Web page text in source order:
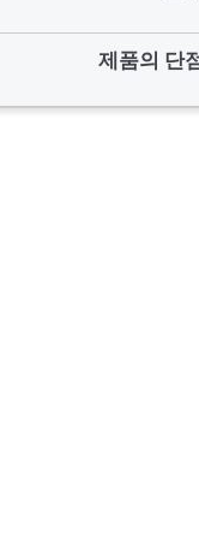
제품의 단